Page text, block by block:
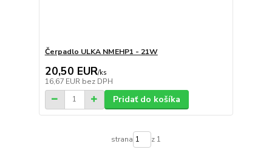
Čerpadlo ULKA NMEHP1 - 21W
20,50 EUR/ks
16,67 EUR bez DPH
Pridať do košíka
strana z 1